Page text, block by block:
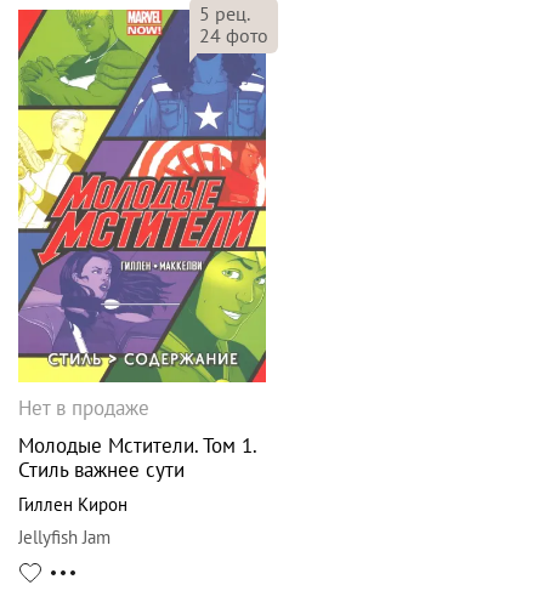
5 рец.
24 фото
Нет в продаже
Молодые Мстители. Том 1.
Стиль важнее сути
Гиллен Кирон
Jellyfish Jam